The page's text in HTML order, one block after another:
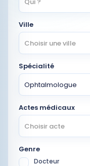
Ville
Choisir une ville
Spécialité
Ophtalmologue
Actes médicaux
Choisir acte
Genre
Docteur